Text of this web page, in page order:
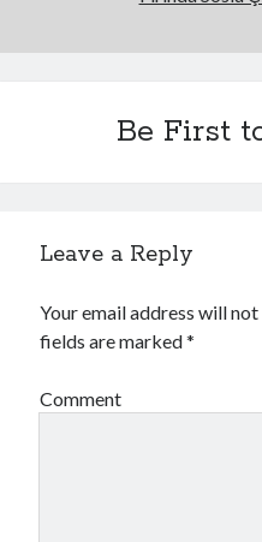
Be First
Leave a Reply
Your email address will not
fields are marked*
Comment